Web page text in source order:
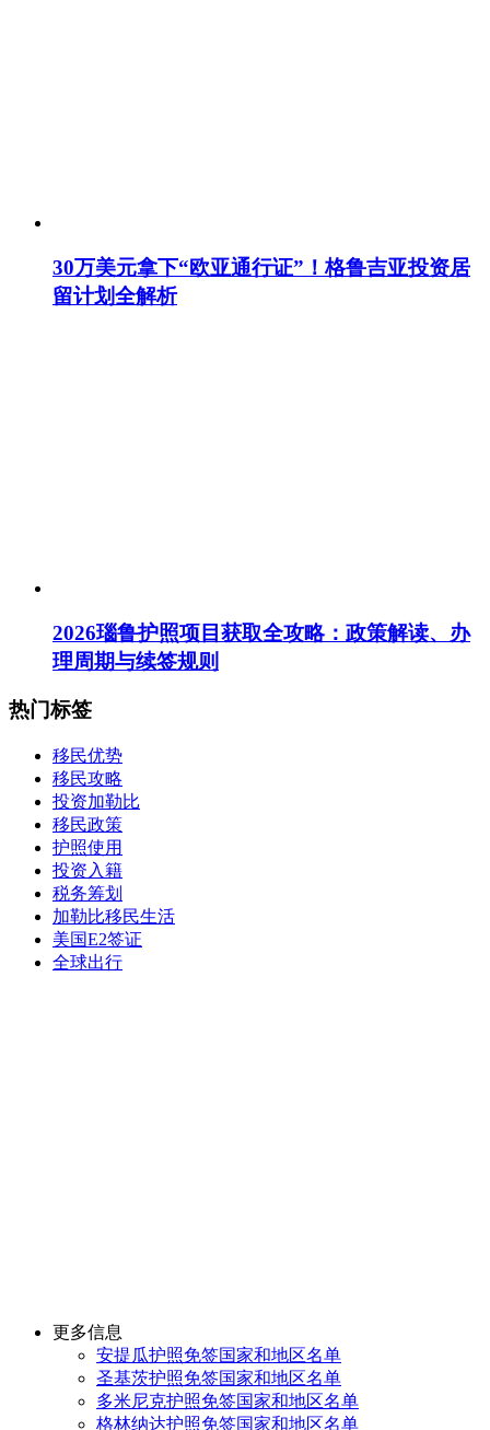
30万美元拿下“欧亚通行证”！格鲁吉亚投资居
留计划全解析
2026瑙鲁护照项目获取全攻略：政策解读、办
理周期与续签规则
热门标签
移民优势
移民攻略
投资加勒比
移民政策
护照使用
投资入籍
税务筹划
加勒比移民生活
美国E2签证
全球出行
更多信息
安提瓜护照免签国家和地区名单
圣基茨护照免签国家和地区名单
多米尼克护照免签国家和地区名单
格林纳达护照免签国家和地区名单